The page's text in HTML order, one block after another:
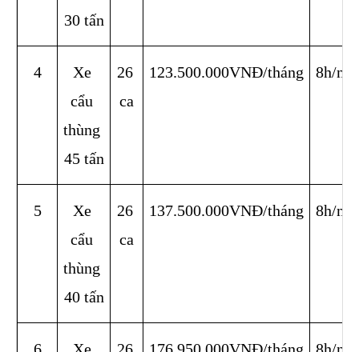
30 tấn
4
Xe
cẩu
thùng
45 tấn
26
ca
123.500.000VNĐ/tháng 8h/
5
Xe
cẩu
thùng
40 tấn
26
ca
137.500.000VNĐ/tháng 8h/